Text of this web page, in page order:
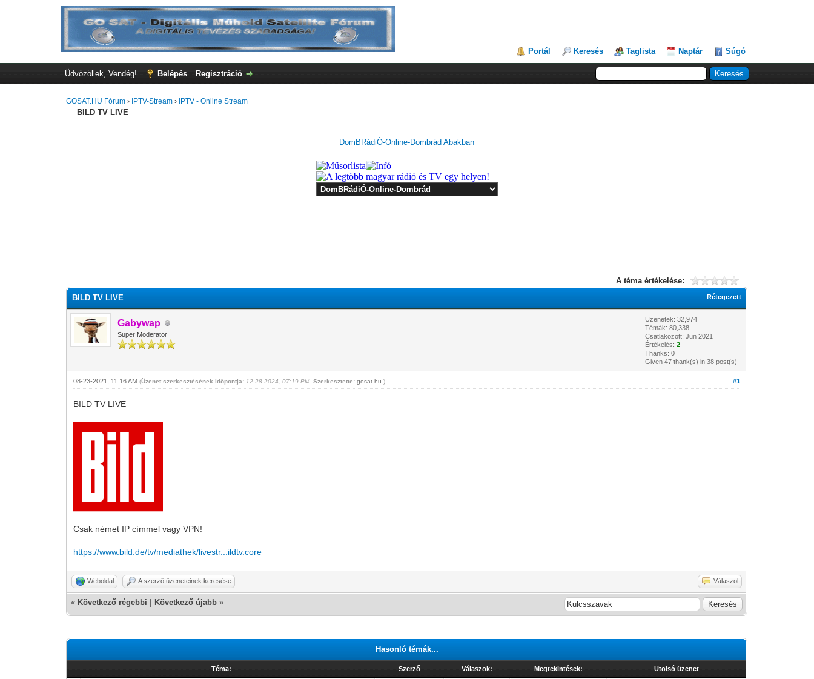
Portál Keresés Taglista Naptár Súgó
Üdvözöllek, Vendég! Belépés Regisztráció
GOSAT.HU Fórum › IPTV-Stream › IPTV - Online Stream
BILD TV LIVE
DomBRádiÓ-Online-Dombrád Abakban
A téma értékelése:
Rétegezett
BILD TV LIVE
Gabywap
Super Moderator
Üzenetek: 32,974
Témák: 80,338
Csatlakozott: Jun 2021
Értékelés:2
Thanks: 0
Given 47 thank(s) in 38 post(s)
#1
08-23-2021, 11:16 AM(Üzenet szerkesztésének időpontja: 12-28-2024, 07:19 PM.Szerkesztette: gosat.hu .)
BILD TV LIVE
Csak német IP címmel vagy VPN!
https://www.bild.de/tv/mediathek/livestr...ildtv.core
Weboldal A szerző üzeneteinek keresése Válaszol
« Következő régebbi Következő újabb »
Hasonló témák...
Téma: Szerző Válaszok: Megtekintések: Utolsó üzenet